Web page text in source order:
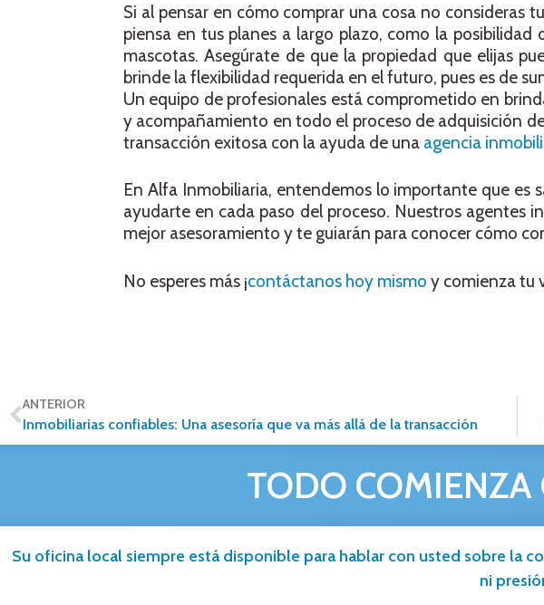
Si al pensar en cómo comprar una cosa no consideras
piensa en tus planes a largo plazo, como la
mascotas. Asegúrate de que la propiedad que elijas
brinde la flexibilidad requerida en el futuro, pues es de
Un equipo de profesionales está comprometido en
y acompañamiento en todo el proceso de adquisición
transacción exitosa con la ayuda de una agencia
En Alfa Inmobiliaria, entendemos lo importante que es
ayudarte en cada paso del proceso. Nuestros agentes
mejor asesoramiento y te guiarán para conocer cómo
No esperes más ¡contáctanos hoy mismo y comienza tu
ANTERIOR
Inmobiliarias confiables: Una asesoría que va más allá de la transacción
TODO COMIENZA
Su oficina local siempre está disponible para hablar con usted sobre la
ni